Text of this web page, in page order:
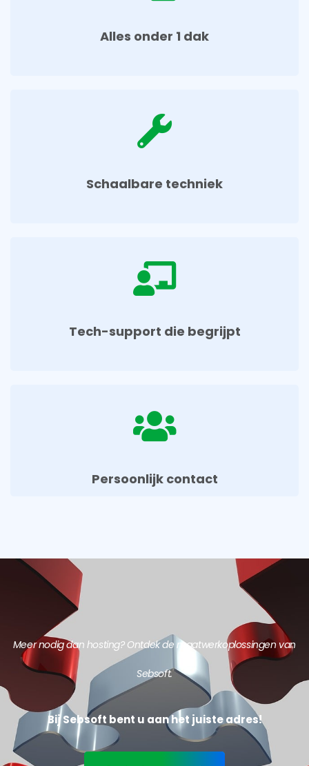
Alles onder 1 dak​
Schaalbare techniek
Tech-support die begrijpt
Persoonlijk contact
Meer nodig dan hosting? Ontdek de maatwerkoplossingen van
Sebsoft.
Bij Sebsoft bent u aan het juiste adres!